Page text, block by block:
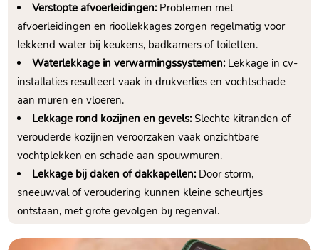
Verstopte afvoerleidingen:Problemen met
afvoerleidingen en rioollekkages zorgen regelmatig voor
lekkend water bij keukens, badkamers of toiletten.
Waterlekkage in verwarmingssystemen:Lekkage in cv-
installaties resulteert vaak in drukverlies en vochtschade
aan muren en vloeren.
Lekkage rond kozijnen en gevels:Slechte kitranden of
verouderde kozijnen veroorzaken vaak onzichtbare
vochtplekken en schade aan spouwmuren.
Lekkage bij daken of dakkapellen:Door storm,
sneeuwval of veroudering kunnen kleine scheurtjes
ontstaan, met grote gevolgen bij regenval.